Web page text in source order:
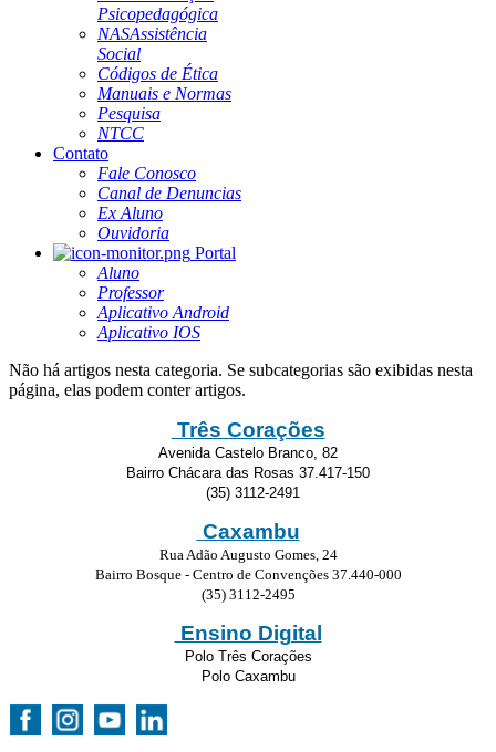
Psicopedagógica
NASAssistência
Social
Códigos de Ética
Manuais e Normas
Pesquisa
NTCC
Contato
Fale Conosco
Canal de Denuncias
Ex Aluno
Ouvidoria
Portal
Aluno
Professor
Aplicativo Android
Aplicativo IOS
Não há artigos nesta categoria. Se subcategorias são exibidas nesta
página, elas podem conter artigos.
Três Corações
Avenida Castelo Branco, 82
Bairro Chácara das Rosas 37.417-150
(35) 3112-2491
Caxambu
Rua Adão Augusto Gomes, 24
Bairro Bosque - Centro de Convenções 37.440-000
(35) 3112-2495
Ensino Digital
Polo Três Corações
Polo Caxambu